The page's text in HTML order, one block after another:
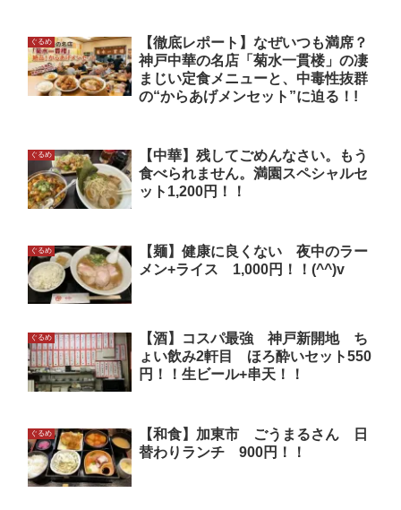
ぐるめ
【徹底レポート】なぜいつも満席？
神戸中華の名店「菊水一貫楼」の凄
まじい定食メニューと、中毒性抜群
の“からあげメンセット”に迫る！!
ぐるめ
【中華】残してごめんなさい。もう
食べられません。満園スペシャルセ
ット1,200円！！
ぐるめ
【麺】健康に良くない 夜中のラー
メン+ライス 1,000円！！(^^)v
ぐるめ
【酒】コスパ最強 神戸新開地 ち
ょい飲み2軒目 ほろ酔いセット550
円！！生ビール+串天！！
ぐるめ
【和食】加東市 ごうまるさん 日
替わりランチ 900円！！